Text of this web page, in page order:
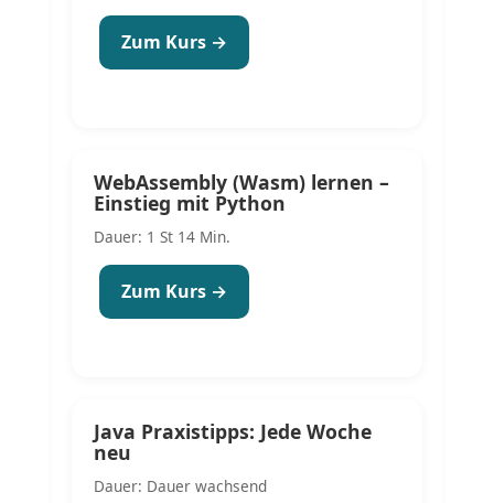
Zum Kurs →
WebAssembly (Wasm) lernen –
Einstieg mit Python
Dauer: 1 St 14 Min.
Zum Kurs →
Java Praxistipps: Jede Woche
neu
Dauer: Dauer wachsend